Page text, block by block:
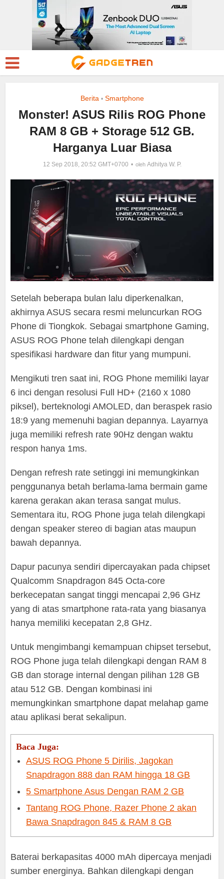
Berita • Smartphone
Monster! ASUS Rilis ROG Phone
RAM 8 GB + Storage 512 GB.
Harganya Luar Biasa
12 Sep 2018, 20:52 GMT+0700 oleh Adhitya W. P.
Setelah beberapa bulan lalu diperkenalkan,
akhirnya ASUS secara resmi meluncurkan ROG
Phone di Tiongkok. Sebagai smartphone Gaming,
ASUS ROG Phone telah dilengkapi dengan
spesifikasi hardware dan fitur yang mumpuni.
Mengikuti tren saat ini, ROG Phone memiliki layar
6 inci dengan resolusi Full HD+ (2160 x 1080
piksel), berteknologi AMOLED, dan beraspek rasio
18:9 yang memenuhi bagian depannya. Layarnya
juga memiliki refresh rate 90Hz dengan waktu
respon hanya 1ms.
Dengan refresh rate setinggi ini memungkinkan
penggunanya betah berlama-lama bermain game
karena gerakan akan terasa sangat mulus.
Sementara itu, ROG Phone juga telah dilengkapi
dengan speaker stereo di bagian atas maupun
bawah depannya.
Dapur pacunya sendiri dipercayakan pada chipset
Qualcomm Snapdragon 845 Octa-core
berkecepatan sangat tinggi mencapai 2,96 GHz
yang di atas smartphone rata-rata yang biasanya
hanya memiliki kecepatan 2,8 GHz.
Untuk mengimbangi kemampuan chipset tersebut,
ROG Phone juga telah dilengkapi dengan RAM 8
GB dan storage internal dengan pilihan 128 GB
atau 512 GB. Dengan kombinasi ini
memungkinkan smartphone dapat melahap game
atau aplikasi berat sekalipun.
Baca Juga:
ASUS ROG Phone 5 Dirilis, Jagokan
Snapdragon 888 dan RAM hingga 18 GB
5 Smartphone Asus Dengan RAM 2 GB
Tantang ROG Phone, Razer Phone 2 akan
Bawa Snapdragon 845 & RAM 8 GB
Baterai berkapasitas 4000 mAh dipercaya menjadi
sumber energinya. Bahkan dilengkapi dengan